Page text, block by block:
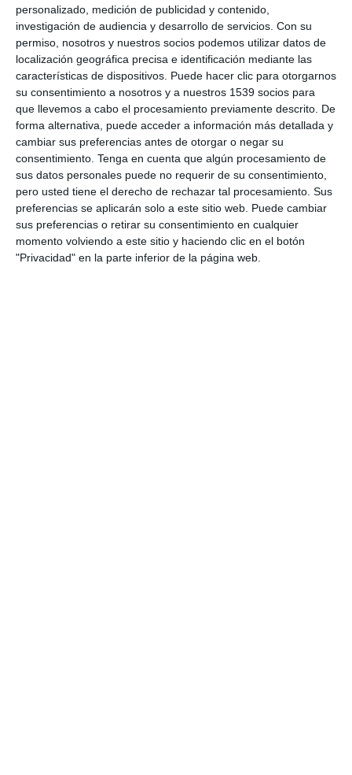
personalizado, medición de publicidad y contenido,
investigación de audiencia y desarrollo de servicios. Con su
permiso, nosotros y nuestros socios podemos utilizar datos de
localización geográfica precisa e identificación mediante las
características de dispositivos. Puede hacer clic para otorgarnos
su consentimiento a nosotros y a nuestros 1539 socios para
que llevemos a cabo el procesamiento previamente descrito. De
forma alternativa, puede acceder a información más detallada y
cambiar sus preferencias antes de otorgar o negar su
consentimiento. Tenga en cuenta que algún procesamiento de
sus datos personales puede no requerir de su consentimiento,
pero usted tiene el derecho de rechazar tal procesamiento. Sus
preferencias se aplicarán solo a este sitio web. Puede cambiar
sus preferencias o retirar su consentimiento en cualquier
momento volviendo a este sitio y haciendo clic en el botón
"Privacidad" en la parte inferior de la página web.
Por favor, inicia sesión para comentar
0COMENTARIOS
<< Previous Post Next Post >>